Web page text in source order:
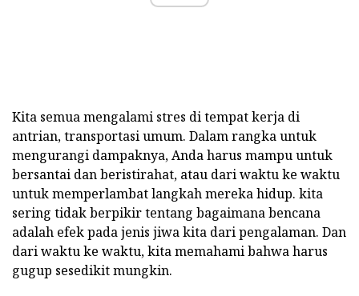
Kita semua mengalami stres di tempat kerja di
antrian, transportasi umum. Dalam rangka untuk
mengurangi dampaknya, Anda harus mampu untuk
bersantai dan beristirahat, atau dari waktu ke waktu
untuk memperlambat langkah mereka hidup. kita
sering tidak berpikir tentang bagaimana bencana
adalah efek pada jenis jiwa kita dari pengalaman. Dan
dari waktu ke waktu, kita memahami bahwa harus
gugup sesedikit mungkin.